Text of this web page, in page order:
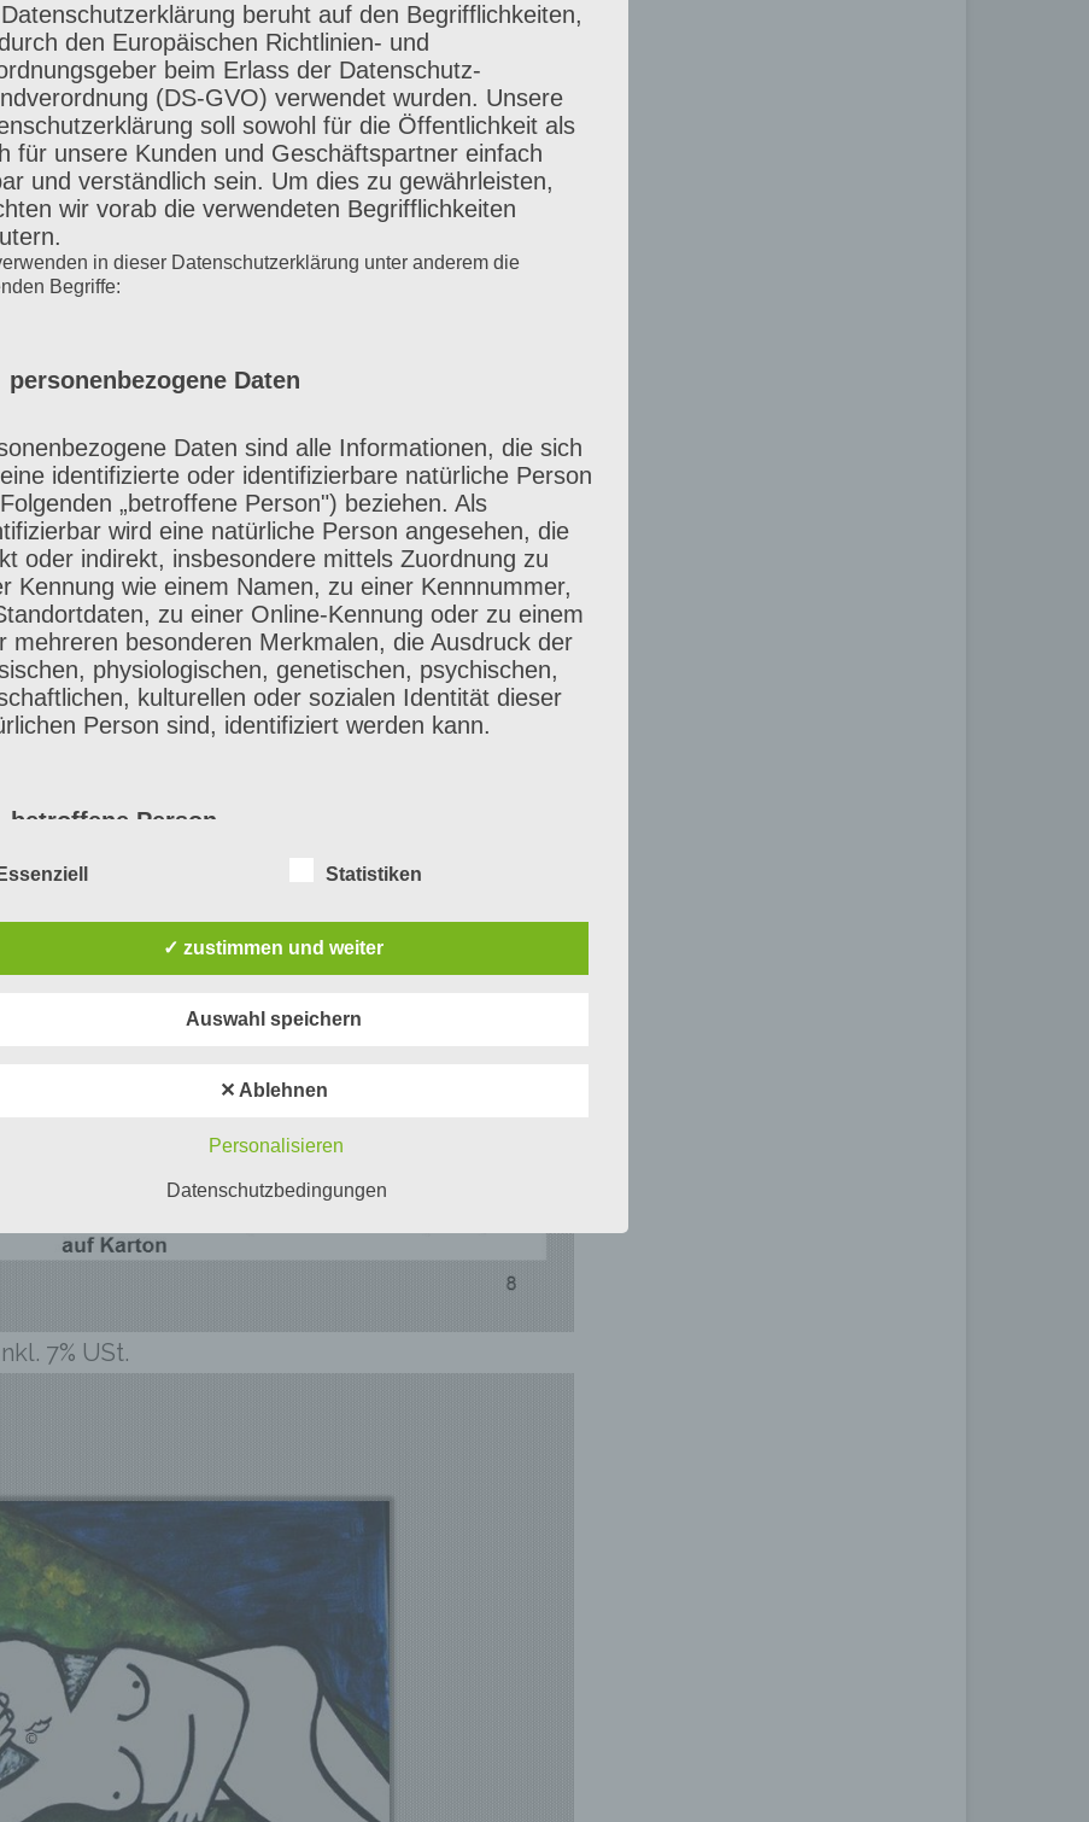
inkl. 7% USt.
7% USt.
beruht auf den Begrifflichkeiten,
den Europäischen Richtlinien- und
beim Erlass der Datenschutz-
(DS-GVO) verwendet wurden. Unsere
soll sowohl für die Öffentlichkeit als
für unsere Kunden und Geschäftspartner einfach
und verständlich sein. Um dies zu gewährleisten,
wir vorab die verwendeten Begrifflichkeiten
in dieser Datenschutzerklärung unter anderem die
Begriffe:
Daten
Daten sind alle Informationen, die sich
identifizierte oder identifizierbare natürliche Person
„betroffene Person") beziehen. Als
wird eine natürliche Person angesehen, die
oder indirekt, insbesondere mittels Zuordnung zu
Kennung wie einem Namen, zu einer Kennnummer,
zu einer Online-Kennung oder zu einem
mehreren besonderen Merkmalen, die Ausdruck der
physiologischen, genetischen, psychischen,
kulturellen oder sozialen Identität dieser
Person sind, identifiziert werden kann.
Person
Person ist jede identifizierte oder identifizierbare
Person, deren personenbezogene Daten von
für die Verarbeitung Verantwortlichen verarbeitet
ist jeder mit oder ohne Hilfe automatisierter
im Zusammenhang mit personenbezogenen
Ordnen, die Speicherung, die Anpassung oder
das Auslesen, das Abfragen, die
oder eine andere Form der Bereitstellung, den
oder die Verknüpfung, die Einschränkung, das
der Verarbeitung
der Verarbeitung ist die Markierung
personenbezogener Daten mit dem Ziel, ihre
Verarbeitung einzuschränken.
ist jede Art der automatisierten Verarbeitung
Daten, die darin besteht, dass diese
Essenziell Statistiken
✓ zustimmen und weiter
Auswahl speichern
✕ Ablehnen
Personalisieren
Datenschutzbedingungen